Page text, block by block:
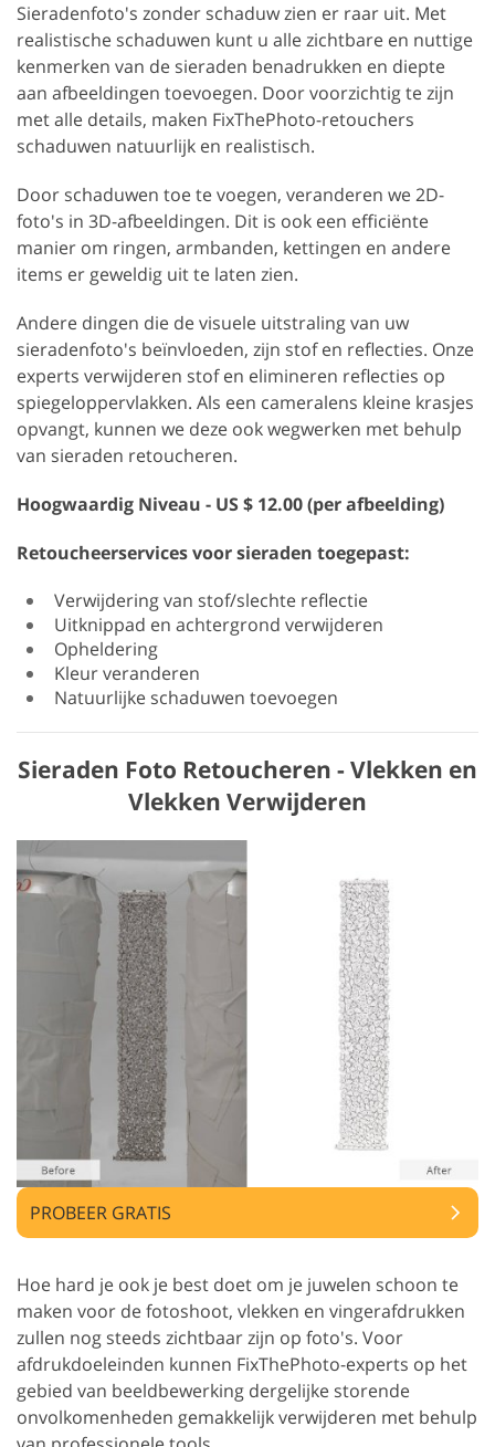
Sieradenfoto's zonder schaduw zien er raar uit. Met
realistische schaduwen kunt u alle zichtbare en nuttige
kenmerken van de sieraden benadrukken en diepte
aan afbeeldingen toevoegen. Door voorzichtig te zijn
met alle details, maken FixThePhoto-retouchers
schaduwen natuurlijk en realistisch.
Door schaduwen toe te voegen, veranderen we 2D-
foto's in 3D-afbeeldingen. Dit is ook een efficiënte
manier om ringen, armbanden, kettingen en andere
items er geweldig uit te laten zien.
Andere dingen die de visuele uitstraling van uw
sieradenfoto's beïnvloeden, zijn stof en reflecties. Onze
experts verwijderen stof en elimineren reflecties op
spiegeloppervlakken. Als een cameralens kleine krasjes
opvangt, kunnen we deze ook wegwerken met behulp
van sieraden retoucheren.
Hoogwaardig Niveau - US $ 12.00 (per afbeelding)
Retoucheerservices voor sieraden toegepast:
Verwijdering van stof/slechte reflectie
Uitknippad en achtergrond verwijderen
Opheldering
Kleur veranderen
Natuurlijke schaduwen toevoegen
Sieraden Foto Retoucheren - Vlekken en
Vlekken Verwijderen
PROBEER GRATIS
Hoe hard je ook je best doet om je juwelen schoon te
maken voor de fotoshoot, vlekken en vingerafdrukken
zullen nog steeds zichtbaar zijn op foto's. Voor
afdrukdoeleinden kunnen FixThePhoto-experts op het
gebied van beeldbewerking dergelijke storende
onvolkomenheden gemakkelijk verwijderen met behulp